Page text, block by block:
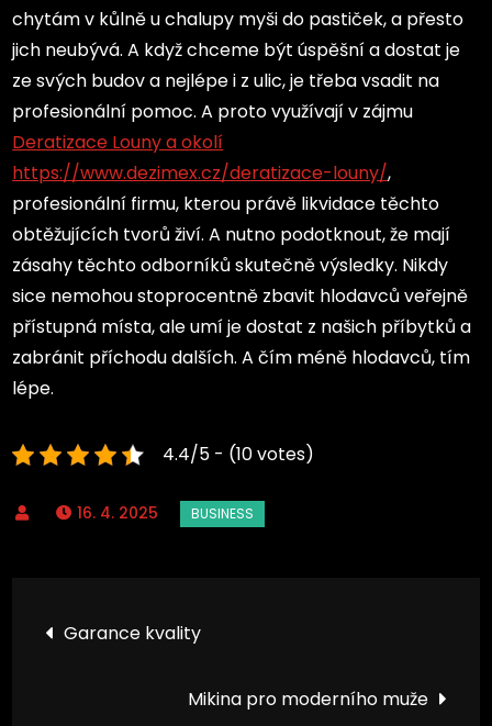
chytám v kůlně u chalupy myši do pastiček, a přesto
jich neubývá. A když chceme být úspěšní a dostat je
ze svých budov a nejlépe i z ulic, je třeba vsadit na
profesionální pomoc. A proto využívají v zájmu
Deratizace Louny a okolí
https://www.dezimex.cz/deratizace-louny/,
profesionální firmu, kterou právě likvidace těchto
obtěžujících tvorů živí. A nutno podotknout, že mají
zásahy těchto odborníků skutečně výsledky. Nikdy
sice nemohou stoprocentně zbavit hlodavců veřejně
přístupná místa, ale umí je dostat z našich příbytků a
zabránit příchodu dalších. A čím méně hlodavců, tím
lépe.
4.4/5 - (10 votes)
16. 4. 2025
Navigace
Garance kvality
Mikina pro moderního muže